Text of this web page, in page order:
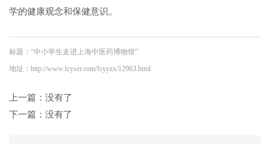
学的健康观念和保健意识。
标题：“中小学生走进上海中医药博物馆”
地址：http://www.fcyser.com/fsyyzx/12963.html
上一篇：没有了
下一篇：没有了